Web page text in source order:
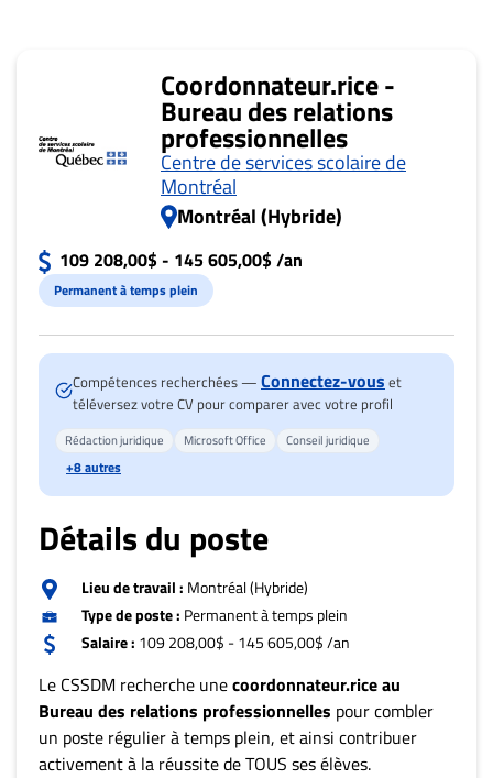
TROUVEZ-
NOUS
joindre
À
propos
Infolettre
S’abonner
FAQ
Politique de
confidentialité
Coordonnateur.rice -
Bureau des relations
professionnelles
Centre de services scolaire de
Montréal
Montréal (Hybride)
109 208,00$ - 145 605,00$ /an
Permanent à temps plein
Compétences recherchées — Connectez-vous et
téléversez votre CV pour comparer avec votre profil
Rédaction juridique Microsoft Office Conseil juridique
+8 autres
Détails du poste
Lieu de travail : Montréal (Hybride)
Type de poste : Permanent à temps plein
Salaire : 109 208,00$ - 145 605,00$ /an
Le CSSDM recherche unecoordonnateur.rice au
Bureau des relations professionnelles pour combler
un poste régulier à temps plein, et ainsi contribuer
activement à la réussite de TOUS ses élèves.